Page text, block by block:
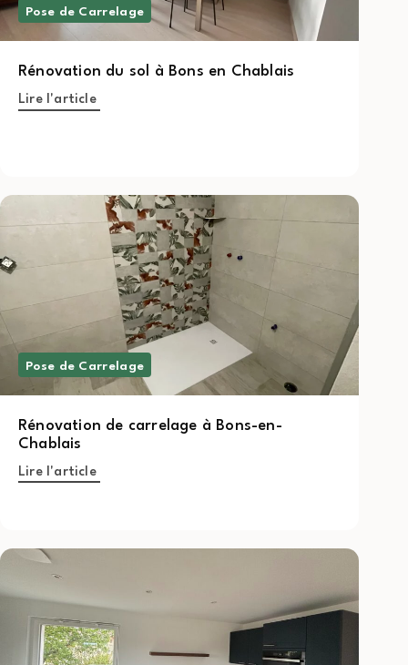
Pose de Carrelage
Rénovation du sol à Bons en Chablais
Lire l'article
Pose de Carrelage
Rénovation de carrelage à Bons-en-
Chablais
Lire l'article